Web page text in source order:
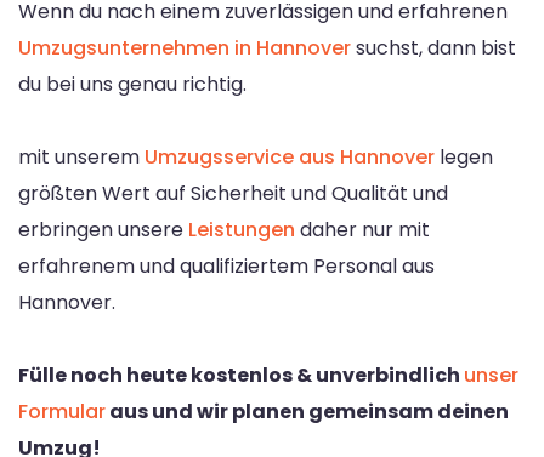
Wenn du nach einem zuverlässigen und erfahrenen
Umzugsunternehmen in Hannoversuchst, dann bist
du bei uns genau richtig.
mit unserem Umzugsservice aus Hannover legen
größten Wert auf Sicherheit und Qualität und
erbringen unsere Leistungen daher nur mit
erfahrenem und qualifiziertem Personal aus
Hannover.
Fülle noch heute kostenlos & unverbindlich unser
Formularaus und wir planen gemeinsam deinen
Umzug!